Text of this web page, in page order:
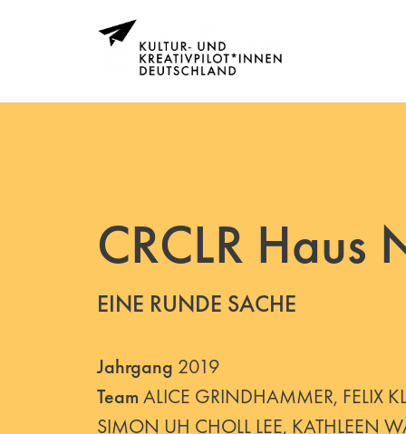
CRCLR Haus
EINE RUNDE SACHE
Jahrgang 2019
Team ALICE GRINDHAMMER, FELIX
SIMON UH CHOLL LEE, KATHLEEN